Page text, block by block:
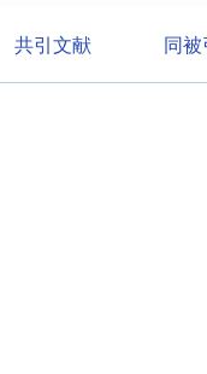
共引文献 同